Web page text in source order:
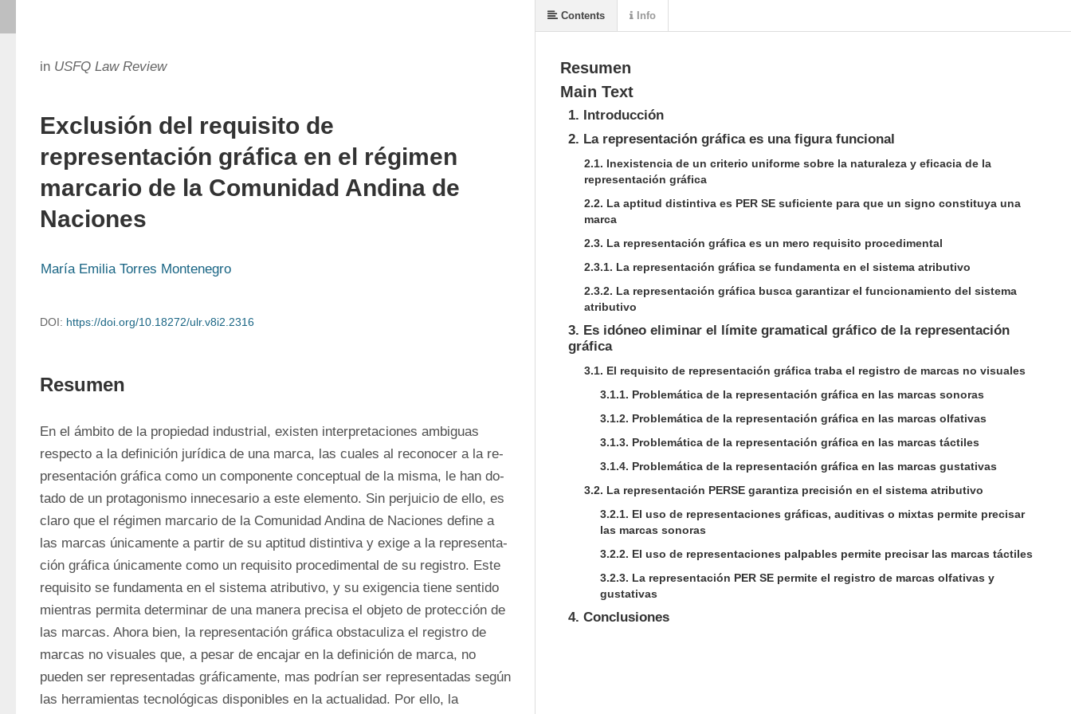
in USFQ Law Review
Exclusión del requisito de
representación gráfica en el régimen
marcario de la Comunidad Andina de
Naciones
María Emilia Torres Montenegro
DOI: https://doi.org/10.18272/ulr.v8i2.2316
Resumen
En el ámbito de la propiedad industrial, existen interpretaciones ambiguas
respecto a la definición jurídica de una marca, las cuales al reconocer a la re­
presentación gráfica como un componente conceptual de la misma, le han do­
tado de un protagonismo innecesario a este elemento. Sin perjuicio de ello, es
claro que el régimen marcario de la Comunidad Andina de Naciones define a
las marcas únicamente a partir de su aptitud distintiva y exige a la representa­
ción gráfica únicamente como un requisito procedimental de su registro. Este
requisito se fundamenta en el sistema atributivo, y su exigencia tiene sentido
mientras permita determinar de una manera precisa el objeto de protección de
las marcas. Ahora bien, la representación gráfica obstaculiza el registro de
mar­cas no visuales que, a pesar de encajar en la definición de marca, no
pueden ser representadas gráficamente, mas podrían ser representadas según
las herra­mientas tecnológicas disponibles en la actualidad. Por ello, la
Resumen
Main Text
1. Introducción
2. La representación gráfica es una figura funcional
2.1. Inexistencia de un criterio uniforme sobre la naturaleza y eficacia de la
representación gráfica
2.2. La aptitud distintiva es PER SE suficiente para que un signo constituya una
marca
2.3. La representación gráfica es un mero requisito procedimental
2.3.1. La representación gráfica se fundamenta en el sistema atributivo
2.3.2. La representación gráfica busca garantizar el funcionamiento del sistema
atributivo
3. Es idóneo eliminar el límite gramatical gráfico de la representación
gráfica
3.1. El requisito de representación gráfica traba el registro de marcas no visuales
3.1.1. Problemática de la representación gráfica en las marcas sonoras
3.1.2. Problemática de la representación gráfica en las marcas olfativas
3.1.3. Problemática de la representación gráfica en las marcas táctiles
3.1.4. Problemática de la representación gráfica en las marcas gustativas
3.2. La representación PERSE garantiza precisión en el sistema atributivo
3.2.1. El uso de representaciones gráficas, auditivas o mixtas permite precisar
las marcas sonoras
3.2.2. El uso de representaciones palpables permite precisar las marcas táctiles
3.2.3. La representación PER SE permite el registro de marcas olfativas y
gustativas
4. Conclusiones
Contents Info